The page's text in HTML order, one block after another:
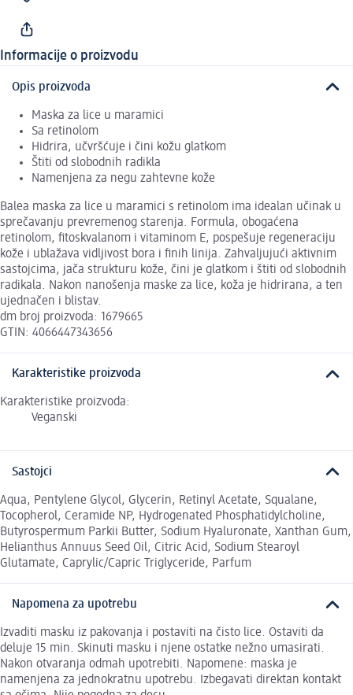
Informacije o proizvodu
Opis proizvoda
Maska za lice u maramici
Sa retinolom
Hidrira, učvršćuje i čini kožu glatkom
Štiti od slobodnih radikla
Namenjena za negu zahtevne kože
Balea maska za lice u maramici s retinolom ima idealan učinak u
sprečavanju prevremenog starenja. Formula, obogaćena
retinolom, fitoskvalanom i vitaminom E, pospešuje regeneraciju
kože i ublažava vidljivost bora i finih linija. Zahvaljujući aktivnim
sastojcima, jača strukturu kože, čini je glatkom i štiti od slobodnih
radikala. Nakon nanošenja maske za lice, koža je hidrirana, a ten
ujednačen i blistav.
dm broj proizvoda: 1679665
GTIN: 4066447343656
Karakteristike proizvoda
Karakteristike proizvoda:
Veganski
Sastojci
Aqua, Pentylene Glycol, Glycerin, Retinyl Acetate, Squalane,
Tocopherol, Ceramide NP, Hydrogenated Phosphatidylcholine,
Butyrospermum Parkii Butter, Sodium Hyaluronate, Xanthan Gum,
Helianthus Annuus Seed Oil, Citric Acid, Sodium Stearoyl
Glutamate, Caprylic/Capric Triglyceride, Parfum
Napomena za upotrebu
Izvaditi masku iz pakovanja i postaviti na čisto lice. Ostaviti da
deluje 15 min. Skinuti masku i njene ostatke nežno umasirati.
Nakon otvaranja odmah upotrebiti. Napomene: maska je
namenjena za jednokratnu upotrebu. Izbegavati direktan kontakt